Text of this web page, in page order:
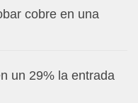
cobre en una
un 29% la entrada